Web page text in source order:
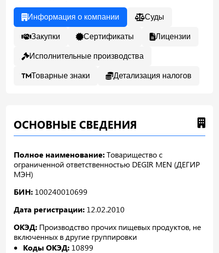
Информация о компании Суды
Закупки Сертификаты Лицензии
Исполнительные производства
Товарные знаки Детализация налогов
ОСНОВНЫЕ СВЕДЕНИЯ
Полное наименование:Товарищество с
ограниченной ответственностью DEGIR MEN (ДЕГИР
МЭН)
БИН: 100240010699
Дата регистрации: 12.02.2010
ОКЭД: Производство прочих пищевых продуктов, не
включенных в другие группировки
Коды ОКЭД: 10899